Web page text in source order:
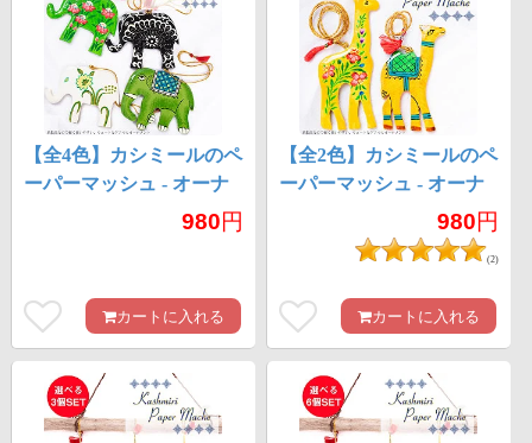
【全4色】カシミールのペ
ーパーマッシュ - オーナ
980円
カートに入れる
【全2色】カシミールのペ
ーパーマッシュ - オーナ
メント - らくだ きりん
980円
(2)
カートに入れる